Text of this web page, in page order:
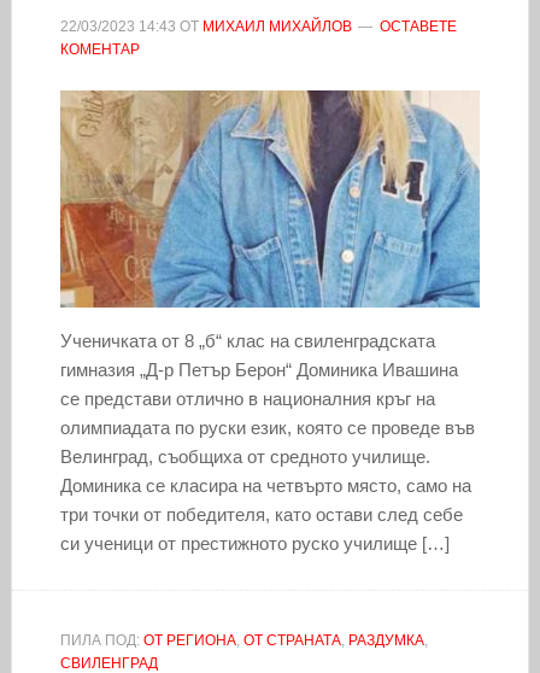
22/03/2023 14:43 ОТ МИХАИЛ МИХАЙЛОВ
ОСТАВЕТЕ
КОМЕНТАР
Ученичката от 8 „б“ клас на свиленградската
гимназия „Д-р Петър Берон“ Доминика Ивашина
се представи отлично в националния кръг на
олимпиадата по руски език, която се проведе във
Велинград, съобщиха от средното училище.
Доминика се класира на четвърто място, само на
три точки от победителя, като остави след себе
си ученици от престижното руско училище […]
ПИЛА ПОД: ОТ РЕГИОНА, ОТ СТРАНАТА, РАЗДУМКА,
СВИЛЕНГРАД